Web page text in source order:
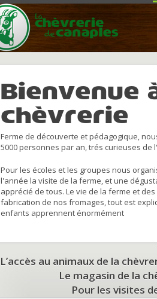
Bienvenue
chèvrerie
Ferme de découverte et pédagogique,
5000 personnes par an, trés curieuses de
Pour les écoles et les groupes nous
l'année la visite de la ferme, et une
apprécié de tous. Le vie de la ferme et
fabrication de nos fromages, tout est
enfants apprennent énormément
L’accès au animaux de la
Le magasin de la
Pour les visites